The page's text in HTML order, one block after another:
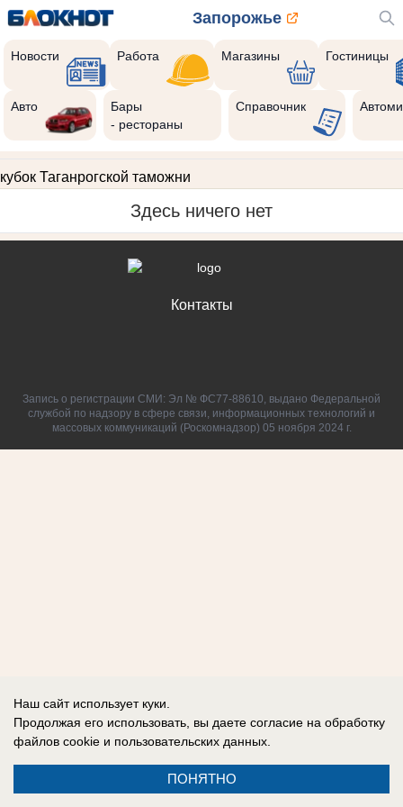
Запорожье
Новости Работа Магазины Гостиницы
Авто
Бары
- рестораны
Справочник
кубок Таганрогской таможни
Здесь ничего нет
Контакты
Запись о регистрации СМИ: Эл № ФС77-88610, выдано Федеральной
службой по надзору в сфере связи, информационных технологий и
массовых коммуникаций (Роскомнадзор) 05 ноября 2024 г.
Наш сайт использует куки.
Продолжая его использовать, вы даете согласие на обработку
файлов cookie и пользовательских данных.
ПОНЯТНО